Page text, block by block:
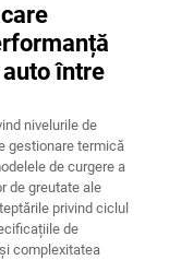
între
nivelurile de
gestionare termică
de curgere a
de greutate ale
privind ciclul
de
complexitatea